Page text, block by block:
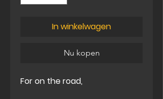
In winkelwagen
Nu kopen
For on the road,